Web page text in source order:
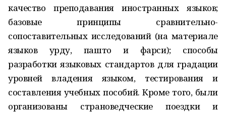
качество преподавания иностранных языков;
базовые принципы сравнительно-
сопоставительных исследований (на материале
языков урду, пашто и фарси); способы
разработки языковых стандартов для градации
уровней владения языком, тестирования и
составления учебных пособий. Кроме того, были
организованы страноведческие поездки и